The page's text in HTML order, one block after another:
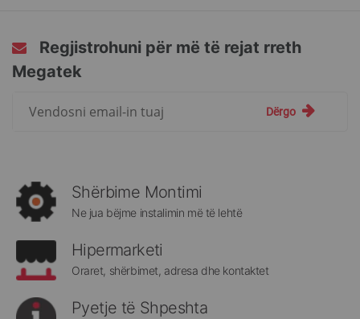
Regjistrohuni për më të rejat rreth
Megatek
rreth
Megatek:
Dërgo
Shërbime Montimi
Ne jua bëjme instalimin më të lehtë
Hipermarketi
Oraret, shërbimet, adresa dhe kontaktet
Pyetje të Shpeshta